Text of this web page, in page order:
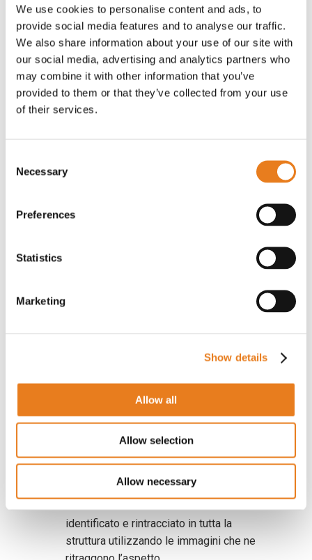
We use cookies to personalise content and ads, to
provide social media features and to analyse our traffic.
We also share information about your use of our site with
our social media, advertising and analytics partners who
may combine it with other information that you’ve
provided to them or that they’ve collected from your use
of their services.
Selection
Necessary
Preferences
Statistics
Marketing
Show details
Allow all
Allow selection
Allow necessary
posizione.
Team coordinati
L’agente di sicurezza o il personale
ospedaliero più vicino al paziente viene
identificato e inviato a richiamare il
paziente.
Incidente registrato
Tecnologie utilizzate:
PTT broadband e soluzioni di centrale
Furto in magazzino
Violazioni del controllo degli accessi
riconosciuta
Alert sent to security of forced entry
detected in secure storage area.
Le telecamere interessate si popolano
identificato e rintracciato in tutta la
struttura utilizzando le immagini che ne